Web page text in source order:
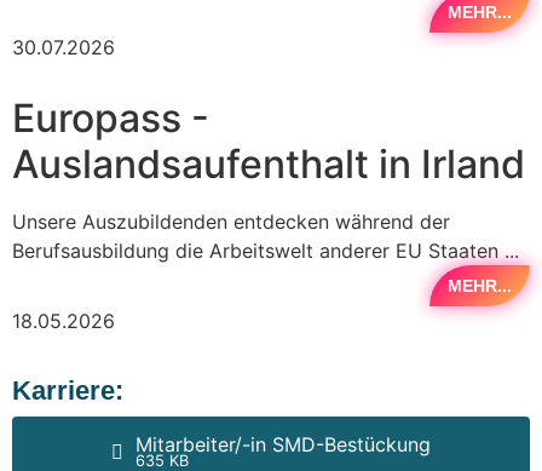
MEHR...
30.07.2026
Europass -
Auslandsaufenthalt in Irland
Unsere Auszubildenden entdecken während der
Berufsausbildung die Arbeitswelt anderer EU Staaten ...
MEHR...
18.05.2026
Karriere:
Mitarbeiter/-in SMD-Bestückung
635 KB